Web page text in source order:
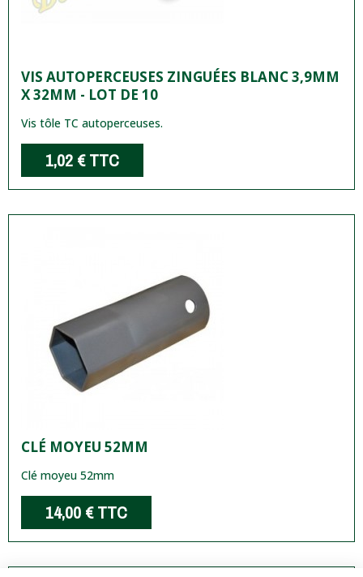
VIS AUTOPERCEUSES ZINGUÉES BLANC 3,9MM
X 32MM - LOT DE 10
Vis tôle TC autoperceuses.
1,02 €TTC
CLÉ MOYEU 52MM
Clé moyeu 52mm
14,00 €TTC